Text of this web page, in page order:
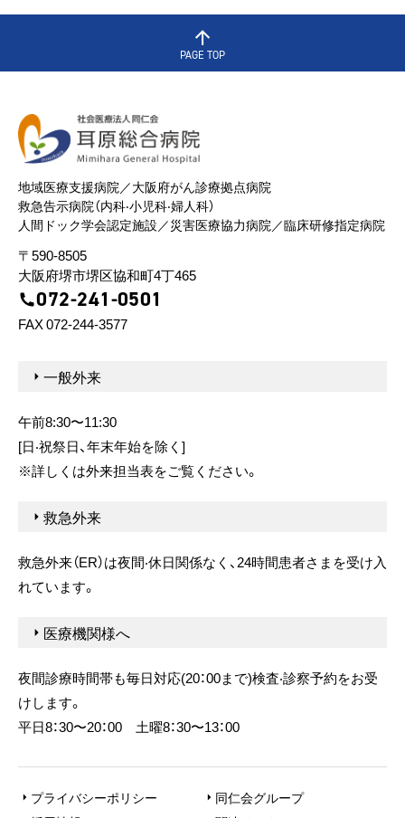
PAGE TOP
地域医療⽀援病院／⼤阪府がん診療拠点病院
救急告⽰病院（内科‧⼩児科‧婦⼈科）
⼈間ドック学会認定施設／災害医療協⼒病院／臨床研修指定病院
〒590-8505
⼤阪府堺市堺区協和町4丁465
072-241-0501
FAX 072-244-3577
⼀般外来
午前8:30〜11:30
[⽇‧祝祭⽇、年末年始を除く]
※詳しくは外来担当表をご覧ください。
救急外来
救急外来（ER）は夜間‧休⽇関係なく、24時間患者さまを受け⼊
れています。
医療機関様へ
夜間診療時間帯も毎⽇対応(20：00まで)検査‧診察予約をお受
けします。
平⽇8：30〜20：00 ⼟曜8：30〜13：00
プライバシーポリシー
同仁会グループ